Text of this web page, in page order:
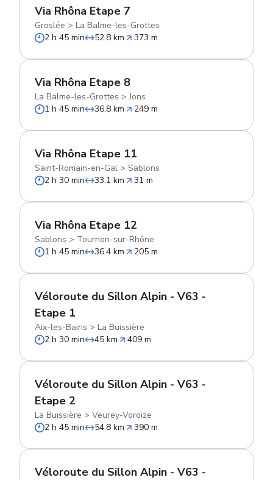
Via Rhôna Etape 7
Groslée > La Balme-les-Grottes
2 h 45 min
52.8 km 373 m
Via Rhôna Etape 8
La Balme-les-Grottes >Jons
1 h 45 min
36.8 km 249 m
Via Rhôna Etape 11
Saint-Romain-en-Gal > Sablons
2 h 30 min
33.1 km 31 m
Via Rhôna Etape 12
Sablons > Tournon-sur-Rhône
1 h 45 min
36.4 km 205 m
Véloroute du Sillon Alpin - V63 -
Etape 1
Aix-les-Bains > La Buissière
2 h 30 min
45 km 409 m
Véloroute du Sillon Alpin - V63 -
Etape 2
La Buissière > Veurey-Voroize
2 h 45 min
54.8 km 390 m
Véloroute du Sillon Alpin - V63 -